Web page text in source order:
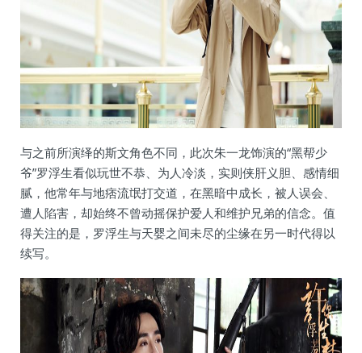
与之前所演绎的斯文角色不同，此次朱一龙饰演的“黑帮少
爷”罗浮生看似玩世不恭、为人冷淡，实则侠肝义胆、感情细
腻，他常年与地痞流氓打交道，在黑暗中成长，被人误会、
遭人陷害，却始终不曾动摇保护爱人和维护兄弟的信念。值
得关注的是，罗浮生与天婴之间未尽的尘缘在另一时代得以
续写。